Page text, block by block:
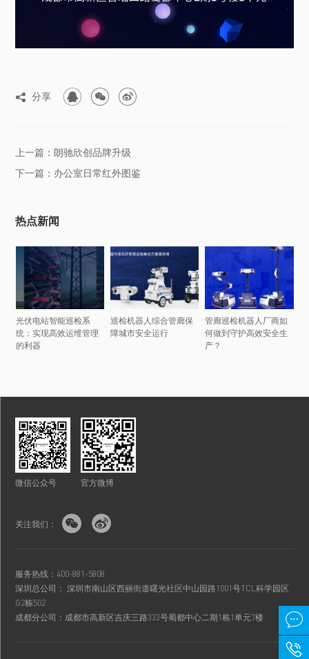
 分享   
上一篇：朗驰欣创品牌升级
下一篇：办公室日常红外图鉴
热点新闻
光伏电站智能巡检系
统：实现高效运维管理
的利器
巡检机器人综合管廊保
障城市安全运行
管廊巡检机器人厂商如
何做到守护高效安全生
产？
微信公众号 官方微博
关注我们：  
服务热线：400-881-5808
深圳总公司： 深圳市南山区西丽街道曙光社区中山园路1001号TCL科学园区
G2栋502
成都分公司：成都市高新区吉庆三路333号蜀都中心二期1栋1单元7楼

